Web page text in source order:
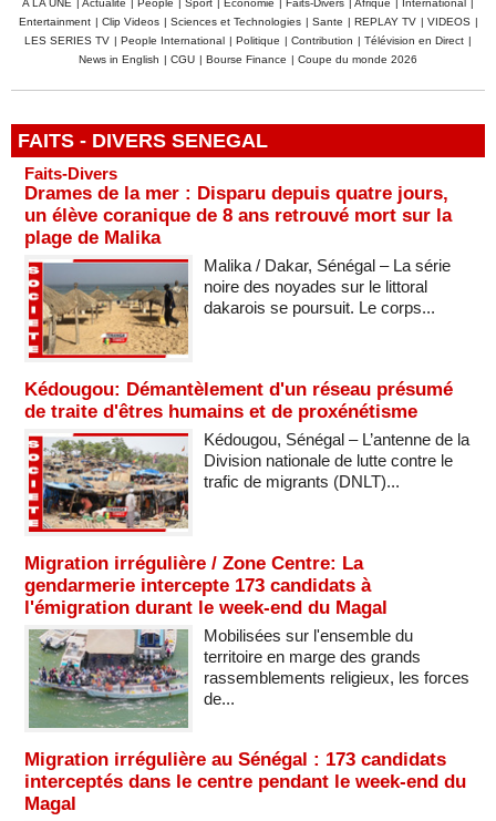
A LA UNE Actualite People Sport Economie Faits-Divers Afrique International
Entertainment
Clip Videos Sciences et Technologies Sante REPLAY TV VIDEOS
LES SERIES TV
People International Politique Contribution Télévision en Direct
News in English
CGU Bourse Finance Coupe du monde 2026
FAITS - DIVERS SENEGAL
Faits-Divers
Drames de la mer : Disparu depuis quatre jours,
un élève coranique de 8 ans retrouvé mort sur la
plage de Malika
Malika / Dakar, Sénégal – La série
noire des noyades sur le littoral
dakarois se poursuit. Le corps...
Kédougou: Démantèlement d'un réseau présumé
de traite d'êtres humains et de proxénétisme
Kédougou, Sénégal – L’antenne de la
Division nationale de lutte contre le
trafic de migrants (DNLT)...
Migration irrégulière / Zone Centre: La
gendarmerie intercepte 173 candidats à
l'émigration durant le week-end du Magal
Mobilisées sur l'ensemble du
territoire en marge des grands
rassemblements religieux, les forces
de...
Migration irrégulière au Sénégal : 173 candidats
interceptés dans le centre pendant le week-end du
Magal